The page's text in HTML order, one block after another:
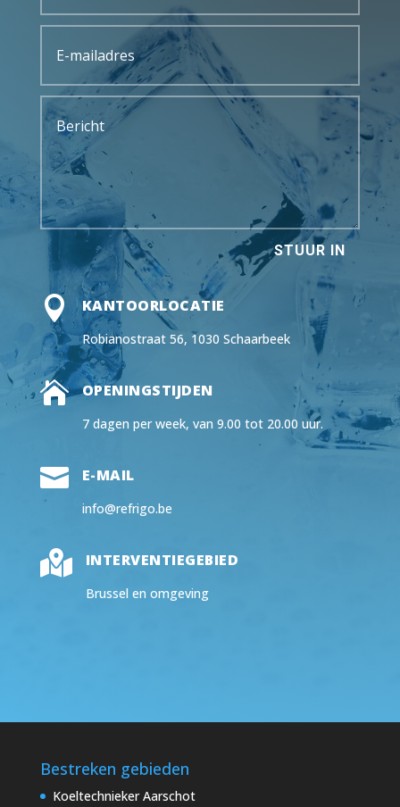
STUUR IN
 KANTOORLOCATIE
Robianostraat 56, 1030 Schaarbeek
 OPENINGSTIJDEN
7 dagen per week, van 9.00 tot 20.00 uur.
 E-MAIL
info@refrigo.be
 INTERVENTIEGEBIED
Brussel en omgeving
Bestreken gebieden
Koeltechnieker Aarschot